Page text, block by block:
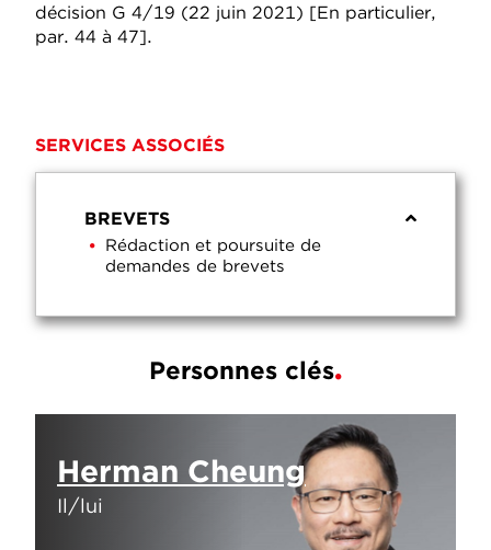
décision G 4/19 (22 juin 2021) [En particulier,
par. 44 à 47].
SERVICES ASSOCIÉS
BREVETS
Rédaction et poursuite de
demandes de brevets
Personnes clés
Herman Cheung
Il/lui